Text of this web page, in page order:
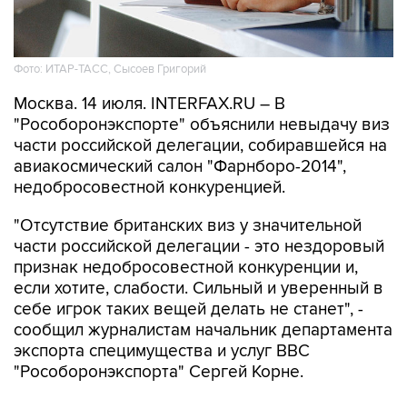
Фото: ИТАР-ТАСС, Сысоев Григорий
Москва. 14 июля. INTERFAX.RU – В
"Рособоронэкспорте" объяснили невыдачу виз
части российской делегации, собиравшейся на
авиакосмический салон "Фарнборо-2014",
недобросовестной конкуренцией.
"Отсутствие британских виз у значительной
части российской делегации - это нездоровый
признак недобросовестной конкуренции и,
если хотите, слабости. Сильный и уверенный в
себе игрок таких вещей делать не станет", -
сообщил журналистам начальник департамента
экспорта специмущества и услуг ВВС
"Рособоронэкспорта" Сергей Корне.